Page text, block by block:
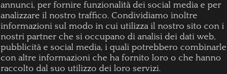
annunci, per fornire funzionalità dei social media e per
analizzare il nostro traffico. Condividiamo inoltre
informazioni sul modo in cui utilizza il nostro sito con i
nostri partner che si occupano di analisi dei dati web,
pubblicità e social media, i quali potrebbero combinarle
con altre informazioni che ha fornito loro o che hanno
raccolto dal suo utilizzo dei loro servizi.